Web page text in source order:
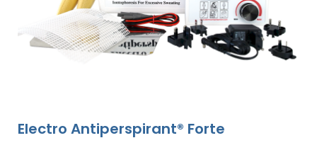
Electro Antiperspirant® Forte